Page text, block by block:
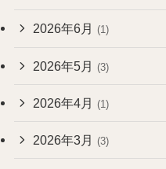
2026年6月 (1)
2026年5月 (3)
2026年4月 (1)
2026年3月 (3)